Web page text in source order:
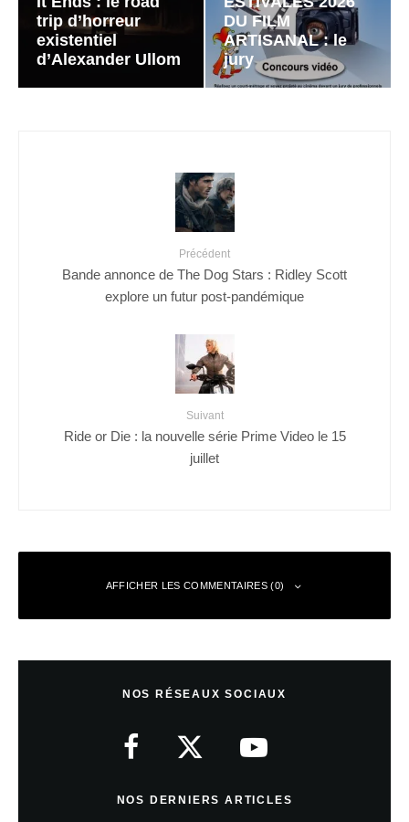
trip d’horreur
existentiel
d’Alexander Ullom
DU FILM
ARTISANAL : le
jury
Précédent
Bande annonce de The Dog Stars : Ridley Scott
explore un futur post-pandémique
Suivant
Ride or Die : la nouvelle série Prime Video le 15
juillet
AFFICHER LES COMMENTAIRES (0)
NOS RÉSEAUX SOCIAUX
NOS DERNIERS ARTICLES